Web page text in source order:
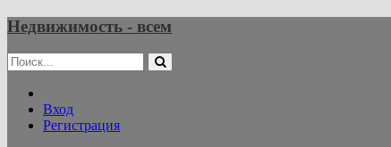
Недвижимость - всем
Вход
Регистрация